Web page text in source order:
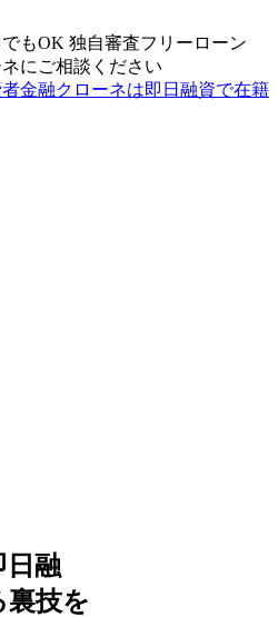
もOK 独自審査フリーローン
にご相談ください
金融クローネは即日融資で在籍
日融
裏技を